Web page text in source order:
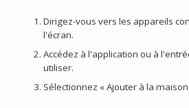
Dirigez-vous vers les appareils
l'écran.
Accédez à l'application ou à
utiliser.
Sélectionnez « Ajouter à la maison